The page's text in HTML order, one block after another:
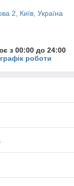
2, Київ, Україна
з 00:00 до 24:00
роботи